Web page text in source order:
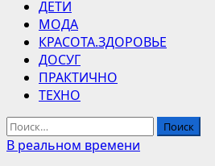
ДЕТИ
МОДА
КРАСОТА.ЗДОРОВЬЕ
ДОСУГ
ПРАКТИЧНО
ТЕХНО
Найти:
В реальном времени